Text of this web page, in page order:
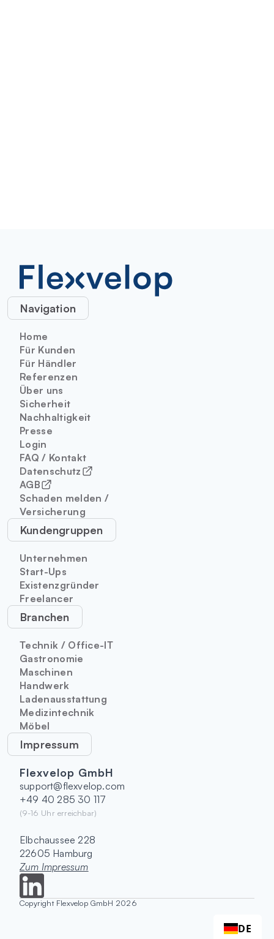
Navigation
Home
Für Kunden
Für Händler
Referenzen
Über uns
Sicherheit
Nachhaltigkeit
Presse
Login
FAQ / Kontakt
Datenschutz
AGB
Schaden melden /
Versicherung
Kundengruppen
Unternehmen
Start-Ups
Existenzgründer
Freelancer
Branchen
Technik / Office-IT
Gastronomie
Maschinen
Handwerk
Ladenausstattung
Medizintechnik
Möbel
Impressum
Flexvelop GmbH
support@flexvelop.com
+49 40 285 30 117
(9-16 Uhr erreichbar)
Elbchaussee 228
22605 Hamburg
Zum Impressum
Copyright Flexvelop GmbH 2026
DE